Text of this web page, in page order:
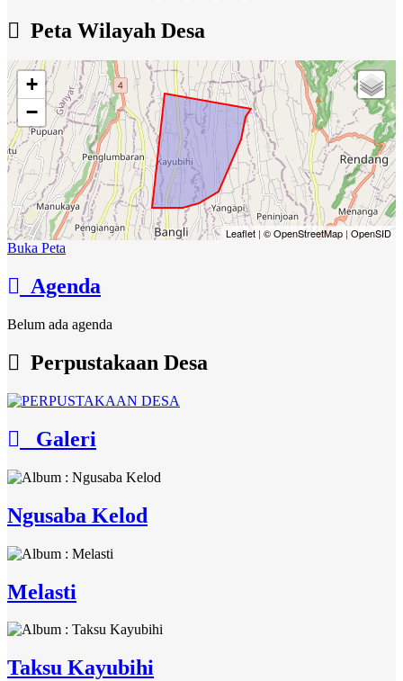
Peta Wilayah Desa
+
−
Leaflet | © OpenStreetMap | OpenSID
Buka Peta
Agenda
Belum ada agenda
Perpustakaan Desa
Galeri
Ngusaba Kelod
Melasti
Taksu Kayubihi